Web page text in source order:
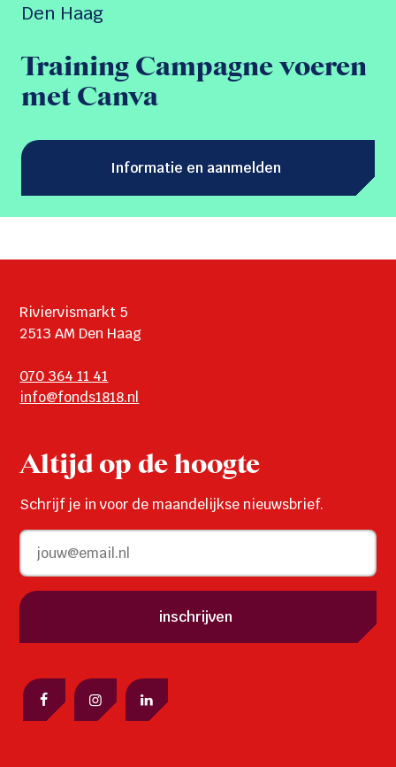
Den Haag
Training Campagne voeren
met Canva
Informatie en aanmelden
Riviervismarkt 5
2513 AM Den Haag
070 364 11 41
info@fonds1818.nl
Altijd op de hoogte
Schrijf je in voor de maandelijkse nieuwsbrief.